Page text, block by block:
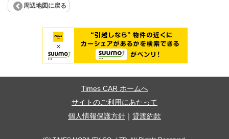
周辺地図に戻る
Times CAR ホームへ
サイトのご利用にあたって
個人情報保護方針
貸渡約款